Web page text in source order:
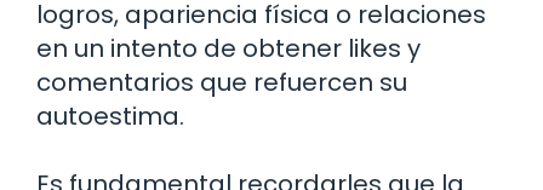
logros, apariencia física o relaciones
en un intento de obtener likes y
comentarios que refuercen su
autoestima.